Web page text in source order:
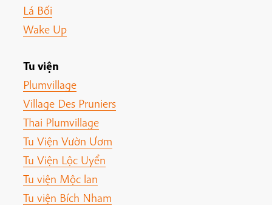
Lá Bối
Wake Up
Tu viện
Plumvillage
Village Des Pruniers
Thai Plumvillage
Tu Viện Vườn Ươm
Tu Viện Lộc Uyển
Tu viện Mộc lan
Tu viện Bích Nham